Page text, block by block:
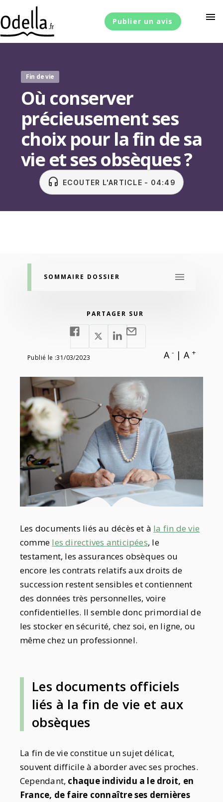
Publier un avis menu
Fin de vie
Où conserver
précieusement ses
choix pour la fin de sa
vie et ses obsèques ?
headset ECOUTER L'ARTICLE - 04:49
SOMMAIRE DOSSIER
PARTAGER SUR
Publié le :31/03/2023 A - | A +
Les documents liés au décès et à la fin de vie
comme les directives anticipées, le
testament, les assurances obsèques ou
encore les contrats relatifs aux droits de
succession restent sensibles et contiennent
des données très personnelles, voire
confidentielles. Il semble donc primordial de
les stocker en sécurité, chez soi, en ligne, ou
même chez un professionnel.
Les documents officiels
liés à la fin de vie et aux
obsèques
La fin de vie constitue un sujet délicat,
souvent difficile à aborder avec ses proches.
Cependant, chaque individu a le droit, en
France, de faire connaître ses dernières